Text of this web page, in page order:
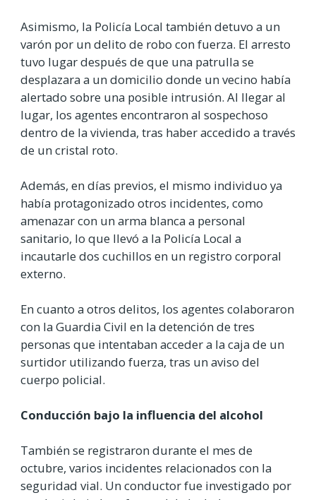
Asimismo, la Policía Local también detuvo a un
varón por un delito de robo con fuerza. El arresto
tuvo lugar después de que una patrulla se
desplazara a un domicilio donde un vecino había
alertado sobre una posible intrusión. Al llegar al
lugar, los agentes encontraron al sospechoso
dentro de la vivienda, tras haber accedido a través
de un cristal roto.
Además, en días previos, el mismo individuo ya
había protagonizado otros incidentes, como
amenazar con un arma blanca a personal
sanitario, lo que llevó a la Policía Local a
incautarle dos cuchillos en un registro corporal
externo.
En cuanto a otros delitos, los agentes colaboraron
con la Guardia Civil en la detención de tres
personas que intentaban acceder a la caja de un
surtidor utilizando fuerza, tras un aviso del
cuerpo policial.
Conducción bajo la influencia del alcohol
También se registraron durante el mes de
octubre, varios incidentes relacionados con la
seguridad vial. Un conductor fue investigado por